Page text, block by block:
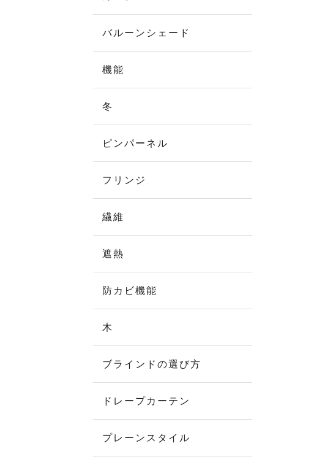
バルーンシェード
機能
冬
ピンパーネル
フリンジ
繊維
遮熱
防カビ機能
木
ブラインドの選び方
ドレープカーテン
プレーンスタイル